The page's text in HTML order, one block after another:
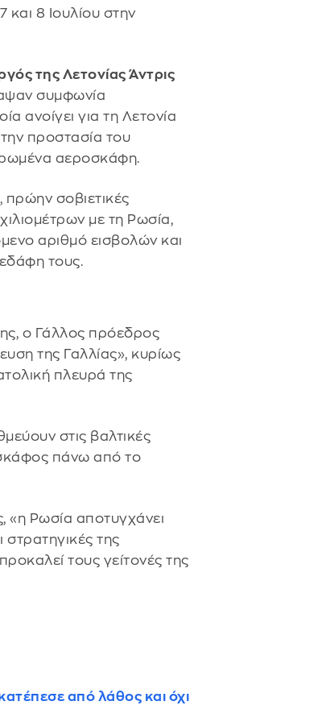
8 Ιουλίου στην
της Λετονίας Άντρις
συμφωνία
ανοίγει για τη Λετονία
προστασία του
αεροσκάφη.
πρώην σοβιετικές
με τη Ρωσία,
αριθμό εισβολών και
τους.
ο Γάλλος πρόεδρος
της Γαλλίας», κυρίως
πλευρά της
στις βαλτικές
πάνω από το
«η Ρωσία αποτυγχάνει
στρατηγικές της
τους γείτονές της
από λάθος και όχι